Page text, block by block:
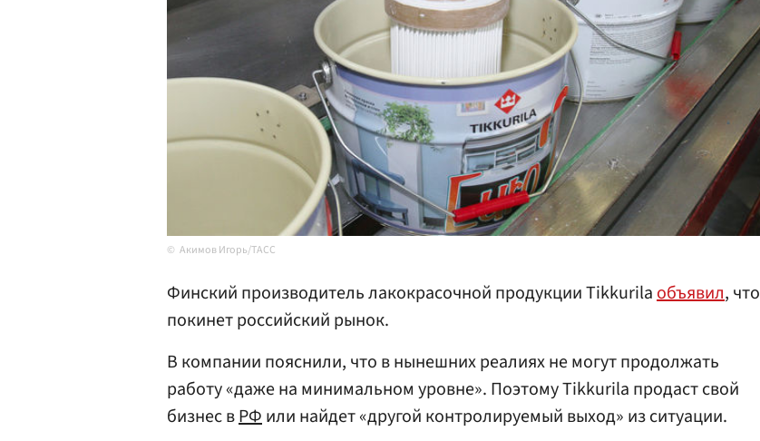
Акимов Игорь/ТАСС
Финский производитель лакокрасочной продукции Tikkurilaобъявил, что
покинет российский рынок.
В компании пояснили, что в нынешних реалиях не могут продолжать
работу «даже на минимальном уровне». Поэтому Tikkurila продаст свой
бизнес вРФили найдет «другой контролируемый выход» из ситуации.